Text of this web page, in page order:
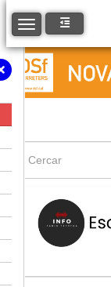
Toggle navigation